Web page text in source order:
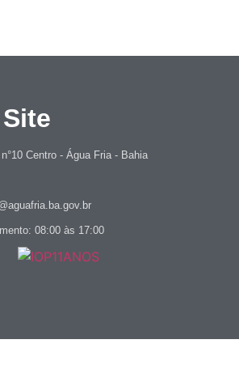
Centro - Água Fria - Bahia
08:00 às 17:00